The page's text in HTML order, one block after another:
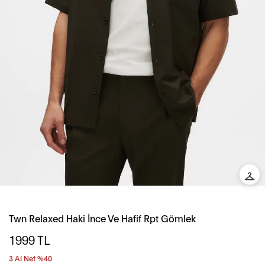
Twn Relaxed Haki İnce Ve Hafif Rpt Gömlek
1999TL
3 Al Net %40